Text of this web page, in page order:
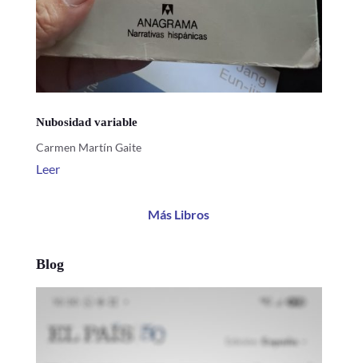
Nubosidad variable
Carmen Martín Gaite
Leer
Más Libros
Blog